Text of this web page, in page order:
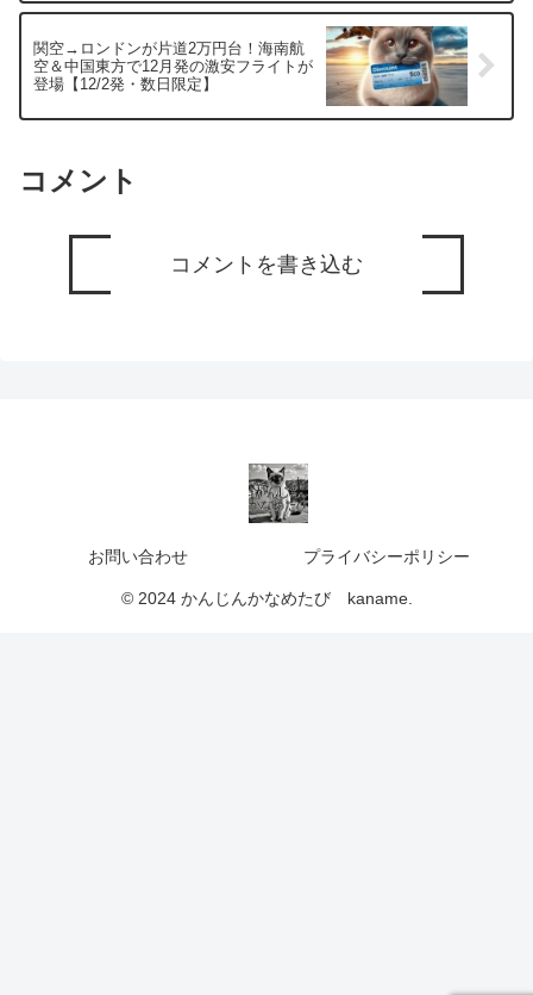
関空→ロンドンが片道2万円台！海南航
空＆中国東方で12月発の激安フライトが
登場【12/2発・数日限定】
コメント
コメントを書き込む
お問い合わせ プライバシーポリシー
© 2024 かんじんかなめたび kaname.